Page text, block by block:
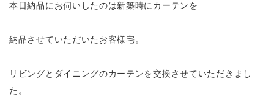
本日納品にお伺いしたのは新築時にカーテンを
納品させていただいたお客様宅。
リビングとダイニングのカーテンを交換させていただきまし
た。